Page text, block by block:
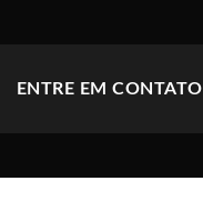
ENTRE EM CONTATO